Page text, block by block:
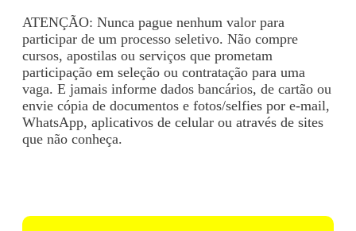
ATENÇÃO: Nunca pague nenhum valor para
participar de um processo seletivo. Não compre
cursos, apostilas ou serviços que prometam
participação em seleção ou contratação para uma
vaga. E jamais informe dados bancários, de cartão ou
envie cópia de documentos e fotos/selfies por e-mail,
WhatsApp, aplicativos de celular ou através de sites
que não conheça.